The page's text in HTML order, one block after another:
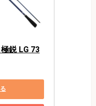
鋭 LG 73